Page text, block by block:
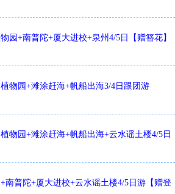
园+南普陀+厦大进校+泉州4/5日【赠簪花】
物园+滩涂赶海+帆船出海3/4日跟团游
物园+滩涂赶海+帆船出海+云水谣土楼4/5日
南普陀+厦大进校+云水谣土楼4/5日游【赠登